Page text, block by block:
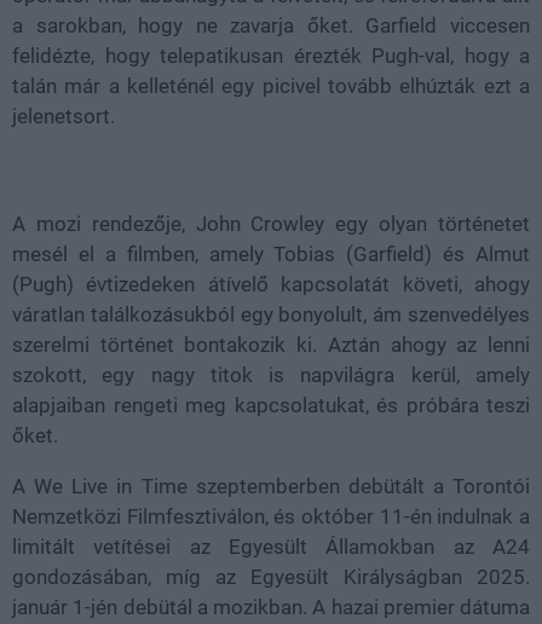
a sarokban, hogy ne zavarja őket. Garfield viccesen
felidézte, hogy telepatikusan érezték Pugh-val, hogy a
talán már a kelleténél egy picivel tovább elhúzták ezt a
jelenetsort.
A mozi rendezője, John Crowley egy olyan történetet
mesél el a filmben, amely Tobias (Garfield) és Almut
(Pugh) évtizedeken átívelő kapcsolatát követi, ahogy
váratlan találkozásukból egy bonyolult, ám szenvedélyes
szerelmi történet bontakozik ki. Aztán ahogy az lenni
szokott, egy nagy titok is napvilágra kerül, amely
alapjaiban rengeti meg kapcsolatukat, és próbára teszi
őket.
A We Live in Time szeptemberben debütált a Torontói
Nemzetközi Filmfesztiválon, és október 11-én indulnak a
limitált vetítései az Egyesült Államokban az A24
gondozásában, míg az Egyesült Királyságban 2025.
január 1-jén debütál a mozikban. A hazai premier dátuma